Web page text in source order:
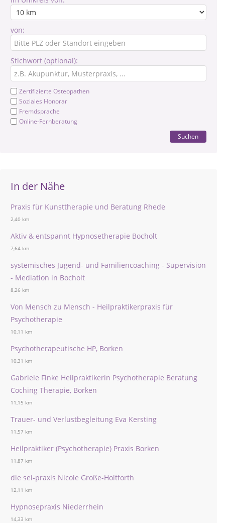
von:
Stichwort (optional):
Zertifizierte Osteopathen
Soziales Honorar
Fremdsprache
Online-Fernberatung
Suchen
In der Nähe
Praxis für Kunsttherapie und Beratung Rhede
2,40 km
Aktiv & entspannt Hypnosetherapie Bocholt
7,64 km
systemisches Jugend- und Familiencoaching - Supervision
- Mediation in Bocholt
8,26 km
Von Mensch zu Mensch - Heilpraktikerpraxis für
Psychotherapie
10,11 km
Psychotherapeutische HP, Borken
10,31 km
Gabriele Finke Heilpraktikerin Psychotherapie Beratung
Coching Therapie, Borken
11,15 km
Trauer- und Verlustbegleitung Eva Kersting
11,57 km
Heilpraktiker (Psychotherapie) Praxis Borken
11,87 km
die sei-praxis Nicole Große-Holtforth
12,11 km
Hypnosepraxis Niederrhein
14,33 km